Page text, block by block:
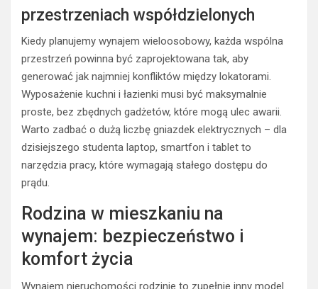
przestrzeniach współdzielonych
Kiedy planujemy wynajem wieloosobowy, każda wspólna
przestrzeń powinna być zaprojektowana tak, aby
generować jak najmniej konfliktów między lokatorami.
Wyposażenie kuchni i łazienki musi być maksymalnie
proste, bez zbędnych gadżetów, które mogą ulec awarii.
Warto zadbać o dużą liczbę gniazdek elektrycznych – dla
dzisiejszego studenta laptop, smartfon i tablet to
narzędzia pracy, które wymagają stałego dostępu do
prądu.
Rodzina w mieszkaniu na
wynajem: bezpieczeństwo i
komfort życia
Wynajem nieruchomości rodzinie to zupełnie inny model